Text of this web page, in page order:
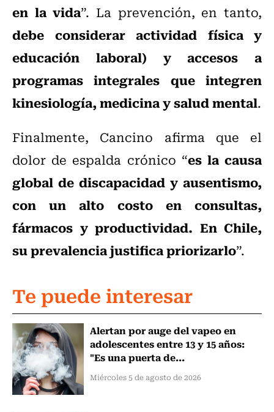
en la vida”. La prevención, en tanto,
debe considerar actividad física y
educación laboral) y accesos a
programas integrales que integren
kinesiología, medicina y salud mental.
Finalmente, Cancino afirma que el
dolor de espalda crónico “es la causa
global de discapacidad y ausentismo,
con un alto costo en consultas,
fármacos y productividad. En Chile,
su prevalencia justifica priorizarlo”.
Te puede interesar
Alertan por auge del vapeo en
adolescentes entre 13 y 15 años:
"Es una puerta de...
Miércoles 5 de agosto de 2026